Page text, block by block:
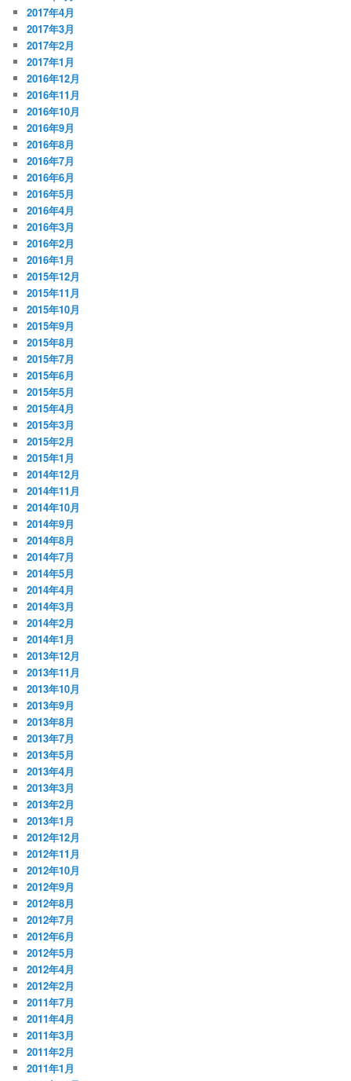
2017年4月
2017年3月
2017年2月
2017年1月
2016年12月
2016年11月
2016年10月
2016年9月
2016年8月
2016年7月
2016年6月
2016年5月
2016年4月
2016年3月
2016年2月
2016年1月
2015年12月
2015年11月
2015年10月
2015年9月
2015年8月
2015年7月
2015年6月
2015年5月
2015年4月
2015年3月
2015年2月
2015年1月
2014年12月
2014年11月
2014年10月
2014年9月
2014年8月
2014年7月
2014年5月
2014年4月
2014年3月
2014年2月
2014年1月
2013年12月
2013年11月
2013年10月
2013年9月
2013年8月
2013年7月
2013年5月
2013年4月
2013年3月
2013年2月
2013年1月
2012年12月
2012年11月
2012年10月
2012年9月
2012年8月
2012年7月
2012年6月
2012年5月
2012年4月
2012年2月
2011年7月
2011年4月
2011年3月
2011年2月
2011年1月